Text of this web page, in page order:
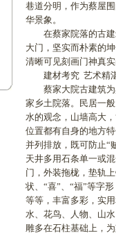
巷道分明，作为蔡屋
华景象。
在蔡家院落的古建
大门，坚实而朴素的
清晰可见刻画门神真
建材考究 艺术精
蔡家大院古建筑为
家乡土院落。民居一
水的观念，山墙高大
位置都有自身的地方
并列排放，既可防止“
天井多用石条单一或
门，外装拖栊，垫轨
状、“喜”、“福”等字
等等，丰富多彩，实
水、花鸟、人物、山
雕多在石柱基础上，